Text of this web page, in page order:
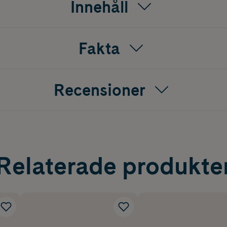
Innehåll
Fakta
Recensioner